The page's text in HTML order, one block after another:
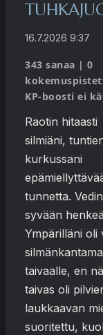
16.7.2026 9:37
343 sanaa | 0
KP-boosti ei
Raotin hitaasti
silmiäni,
kurkussani
tunnetta. Vedin
syvään
Ympärilläni oli
taivaalle, en
taivas oli
laukkaavan
suoritettu,